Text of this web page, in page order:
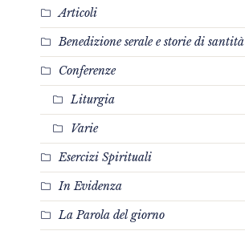
Articoli
Benedizione serale e storie di santità
Conferenze
Liturgia
Varie
Esercizi Spirituali
In Evidenza
La Parola del giorno